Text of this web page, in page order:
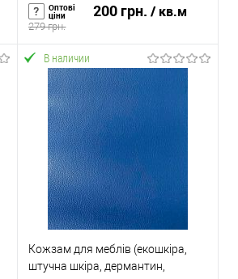
450г/м2 ширина 150см Чорний
(TK-0077)
Оптові
ціни 200 грн./ кв.м
279 грн.
В корзину
Купить в 1 клик
В избранное
В наличии
Кожзам для меблів (екошкіра,
штучна шкіра, дермантин,